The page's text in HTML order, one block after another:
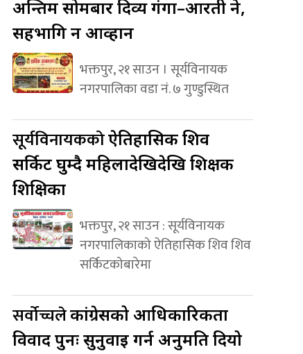
अन्तिम सोमबार दिव्य गंगा–आरती हुने,
सहभागि हुन आव्हान
भक्तपुर, २१ साउन । सूर्यविनायक
नगरपालिका वडा नं. ७ गुण्डुस्थित
सूर्यविनायककोऐतिहासिक शिव
सर्किट घुम्दै महिलादेखिदेखि शिक्षक
शिक्षिका
भक्तपुर, २१ साउन : सूर्यविनायक
नगरपालिकाको ऐतिहासिक शिव शिव
सर्किटकोबारेमा
सर्वोच्चलेकांग्रेसको आधिकारिकता
विवाद पुनः सुनुवाइ गर्न अनुमति दियो